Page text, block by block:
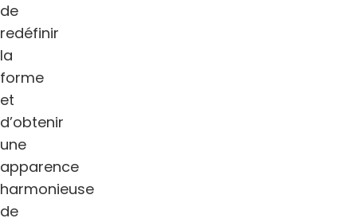
de
redéfinir
la
forme
et
d’obtenir
une
apparence
harmonieuse
de